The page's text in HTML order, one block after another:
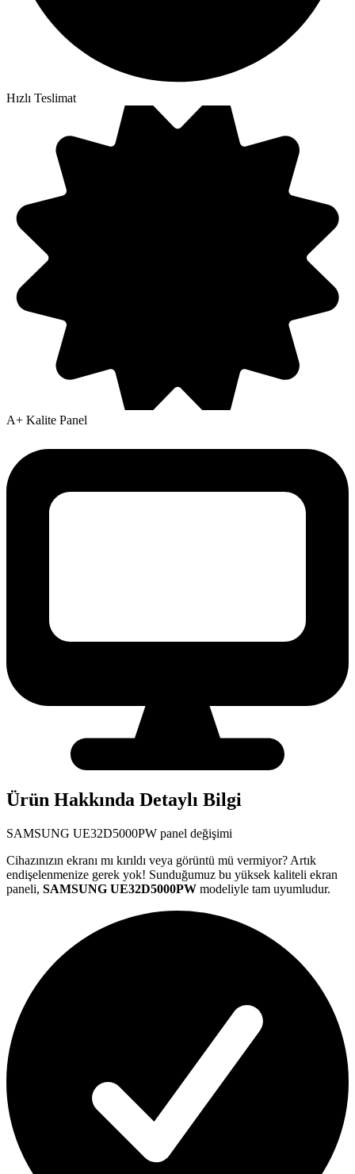
Hızlı Teslimat
A+ Kalite Panel
Ürün Hakkında Detaylı Bilgi
SAMSUNG UE32D5000PW panel değişimi
Cihazınızın ekranı mı kırıldı veya görüntü mü vermiyor? Artık
endişelenmenize gerek yok! Sunduğumuz bu yüksek kaliteli ekran
paneli, SAMSUNG UE32D5000PW modeliyle tam uyumludur.